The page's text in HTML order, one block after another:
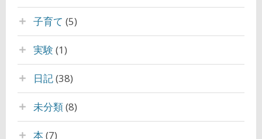
子育て (5)
実験 (1)
日記(38)
未分類(8)
本 (7)